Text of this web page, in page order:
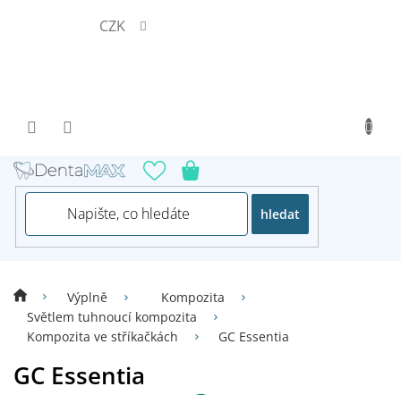
CZK
hledat
Výplně
Kompozita
Světlem tuhnoucí kompozita
Kompozita ve stříkačkách
GC Essentia
GC Essentia